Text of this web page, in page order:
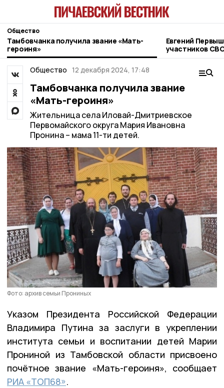
Общество
Тамбовчанка получила звание «Мать-
героиня»
Евгений
участников
фонда
Общество 12 декабря 2024, 17:48
Тамбовчанка получила звание
«Мать-героиня»
Жительница села Иловай-Дмитриевское
Первомайского округа Мария Ивановна
Пронина – мама 11-ти детей.
Фото: архив семьи Прониных
Указом Президента Российской Федерации
Владимира Путина за заслуги в укреплении
института семьи и воспитании детей Марии
Прониной из Тамбовской области присвоено
почётное звание «Мать-героиня», сообщает
РИА «ТОП68».